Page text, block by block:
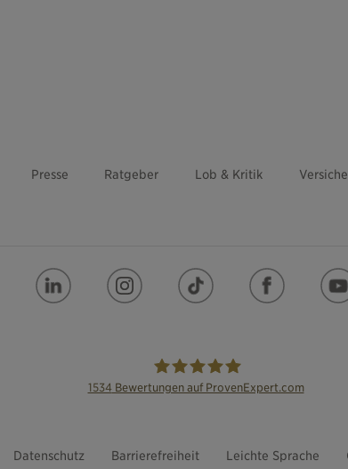
Presse Ratgeber Lob & Kritik
1534 Bewertungen auf ProvenExpert.com
Datenschutz Barrierefreiheit Leichte Sprache